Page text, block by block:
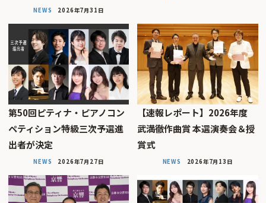
NEWS 2026年7月31日
第50回ピティナ・ピアノコン
ペティション特級三次予選進
出者が決定
NEWS 2026年7月27日
【速報レポート】2026年度
武満徹作曲賞 本選演奏会＆授
賞式
NEWS 2026年7月13日